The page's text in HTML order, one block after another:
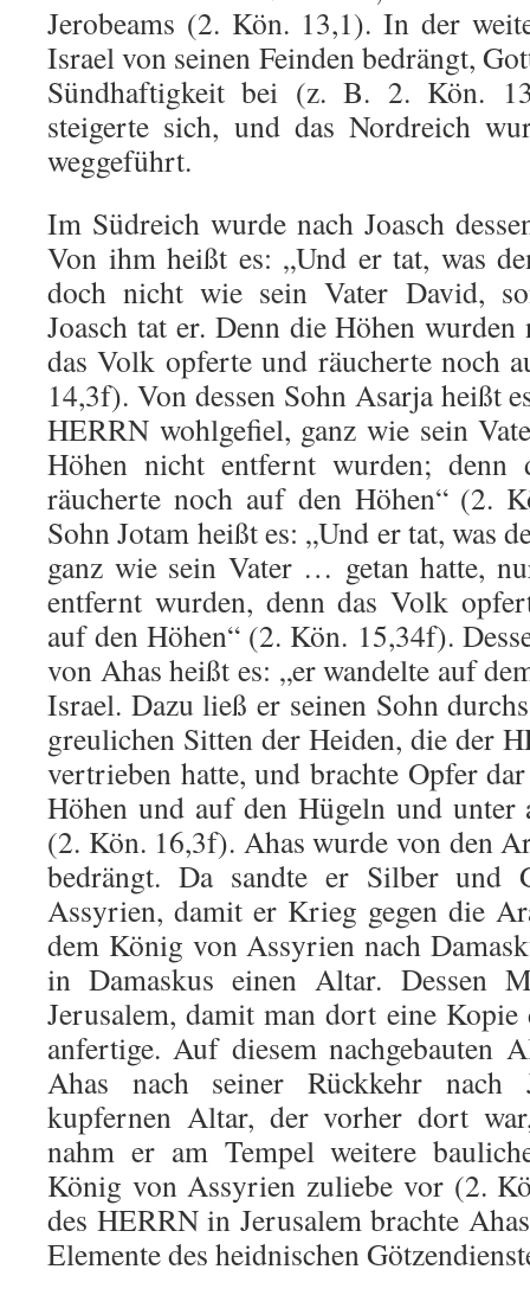
Jerobeams (2. Kön. 13,1). In der
Israel von seinen Feinden bedrängt,
Sündhaftigkeit bei (z. B. 2. Kön.
steigerte sich, und das Nordreich
weggeführt.
Im Südreich wurde nach Joasch
Von ihm heißt es: „Und er tat, was
doch nicht wie sein Vater David,
Joasch tat er. Denn die Höhen
das Volk opferte und räucherte noch
14,3f). Von dessen Sohn Asarja heißt
HERRN wohlgefiel, ganz wie sein
Höhen nicht entfernt wurden; denn
räucherte noch auf den Höhen“ (2.
Sohn Jotam heißt es: „Und er tat, was
ganz wie sein Vater … getan hatte,
entfernt wurden, denn das Volk
auf den Höhen“ (2. Kön. 15,34f).
von Ahas heißt es: „er wandelte auf
Israel. Dazu ließ er seinen Sohn
greuli­chen Sitten der Heiden, die der
vertrieben hatte, und brachte Opfer
Höhen und auf den Hügeln und unter
(2. Kön. 16,3f). Ahas wurde von den
bedrängt. Da sandte er Silber und
Assyrien, damit er Krieg gegen die
dem König von As­syrien nach
in Damaskus einen Altar. Dessen
Jerusalem, damit man dort eine
anfertige. Auf diesem nachgebauten
Ahas nach seiner Rückkehr nach
kupfernen Altar, der vorher dort
nahm er am Tempel weitere
König von Assyrien zuliebe vor (2.
des HERRN in Jerusalem brachte
Elemente des heidnischen